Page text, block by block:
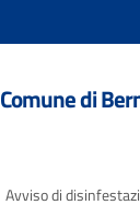
Comune di
Avviso di